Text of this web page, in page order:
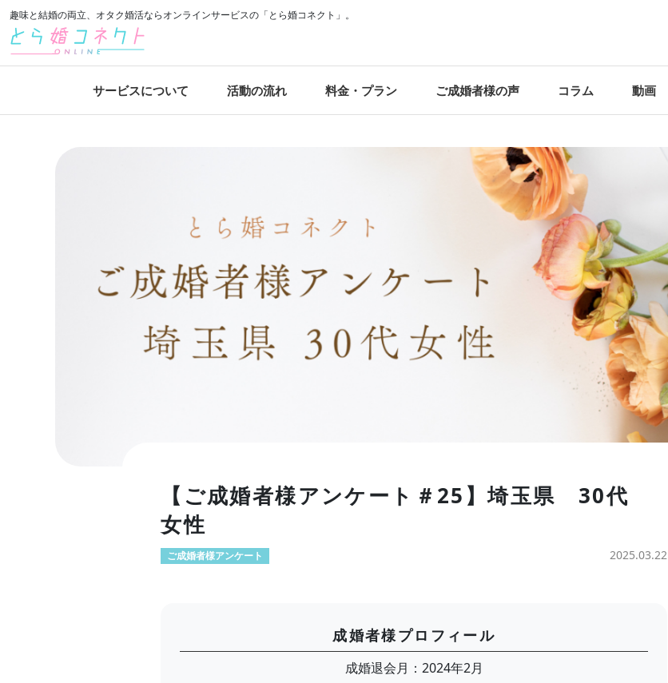
趣味と結婚の両立、オタク婚活ならオンラインサービスの「とら婚コネクト」。
サービスについて 活動の流れ 料金・プラン ご成婚者様の声 コラム 動画
【ご成婚者様アンケート＃25】埼玉県 30代
女性
ご成婚者様アンケート 2025.03.22
成婚者様プロフィール
成婚退会月：2024年2月